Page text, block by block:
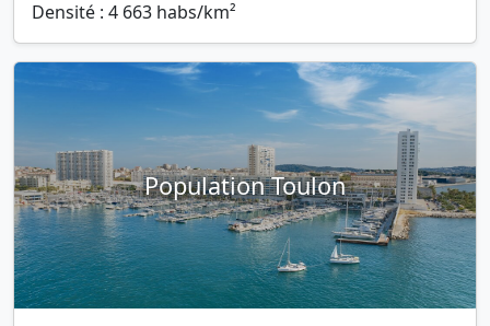
Densité : 4 663 habs/km²
Population Toulon